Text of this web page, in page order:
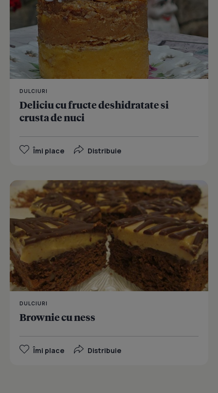
DULCIURI
Deliciu cu fructe deshidratate si
crusta de nuci
Îmi place Distribuie
DULCIURI
Brownie cu ness
Îmi place Distribuie